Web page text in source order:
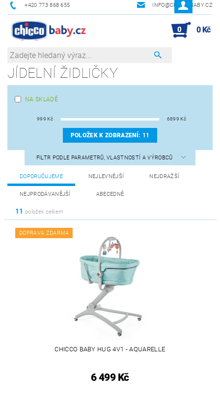
+420 773 868 655 INFO@CHICCOBABY.CZ
0 0 Kč
JÍDELNÍ ŽIDLIČKY
NA SKLADĚ
999 Kč 6899 Kč
POLOŽEK K ZOBRAZENÍ: 11
FILTR PODLE PARAMETRŮ, VLASTNOSTÍ A VÝROBCŮ
DOPORUČUJEME NEJLEVNĚJŠÍ NEJDRAŽŠÍ
NEJPRODÁVANĚJŠÍ ABECEDNĚ
11 položek celkem
DOPRAVA ZDARMA
CHICCO BABY HUG 4V1 - AQUARELLE
6 499 Kč